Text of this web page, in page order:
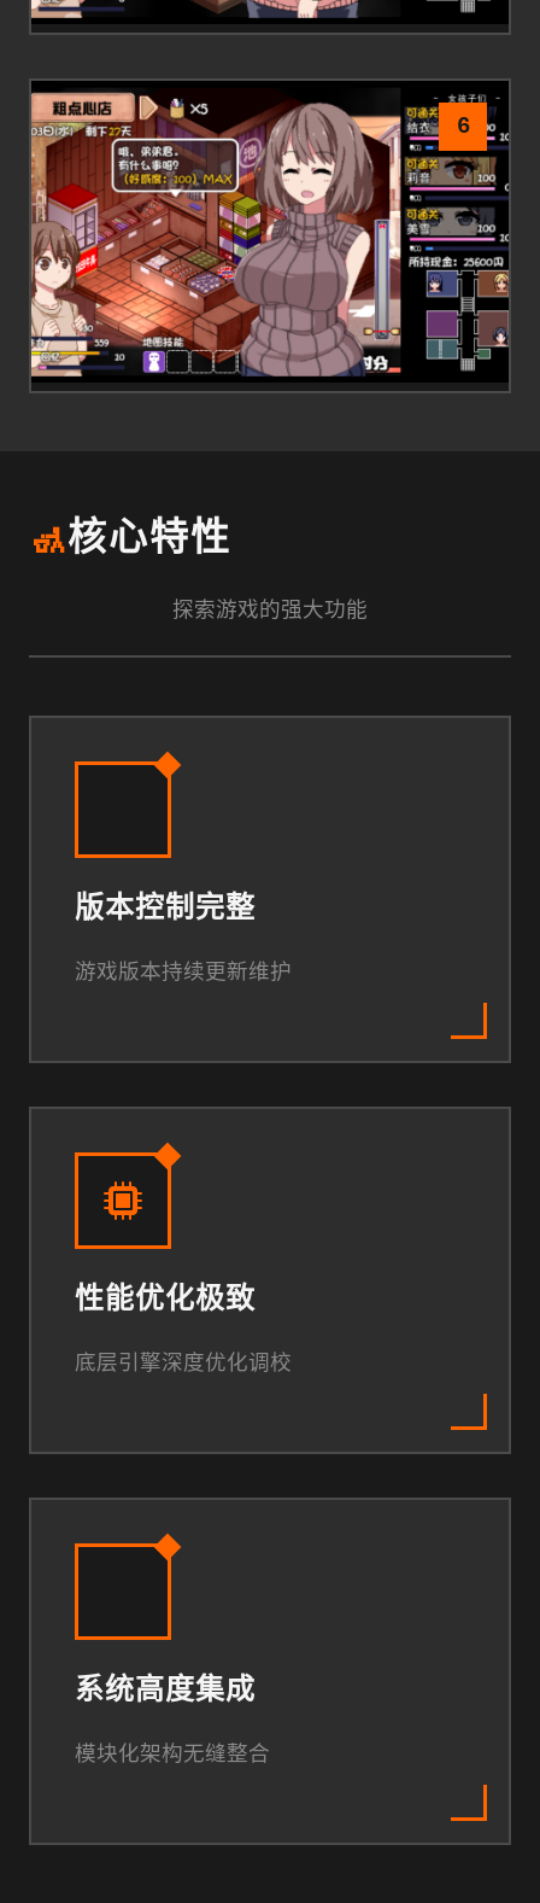
6
🚮核心特性
探索游戏的强大功能
版本控制完整
游戏版本持续更新维护
性能优化极致
底层引擎深度优化调校
系统高度集成
模块化架构无缝整合